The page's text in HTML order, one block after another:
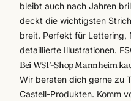
bleibt auch nach Jahren
deckt die wichtigsten
breit. Perfekt für Lettering,
detaillierte Illustrationen.
Bei WSF-Shop Mannheim
Wir beraten dich gerne zu
Castell-Produkten. Komm